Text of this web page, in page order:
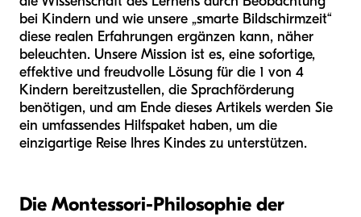
bei Kindern und wie unsere „smarte Bildschirmzeit“
diese realen Erfahrungen ergänzen kann, näher
beleuchten. Unsere Mission ist es, eine sofortige,
effektive und freudvolle Lösung für die 1 von 4
Kindern bereitzustellen, die Sprachförderung
benötigen, und am Ende dieses Artikels werden Sie
ein umfassendes Hilfspaket haben, um die
einzigartige Reise Ihres Kindes zu unterstützen.
Die Montessori-Philosophie der